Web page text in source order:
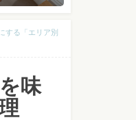
する「エリア別
味